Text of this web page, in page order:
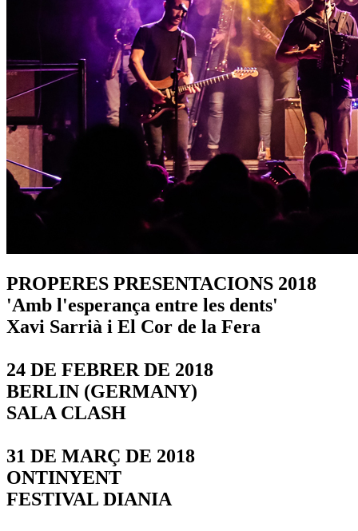
PROPERES PRESENTACIONS 2018
'Amb l'esperança entre les dents'
Xavi Sarrià i El Cor de la Fera
24 DE FEBRER DE 2018
BERLIN (GERMANY)
SALA CLASH
31 DE MARÇ DE 2018
ONTINYENT
FESTIVAL DIANIA